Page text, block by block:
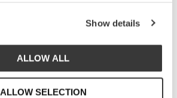
Show details
ALLOW ALL
ALLOW SELECTION